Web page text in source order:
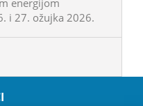
energijom
i 27. ožujka 2026.